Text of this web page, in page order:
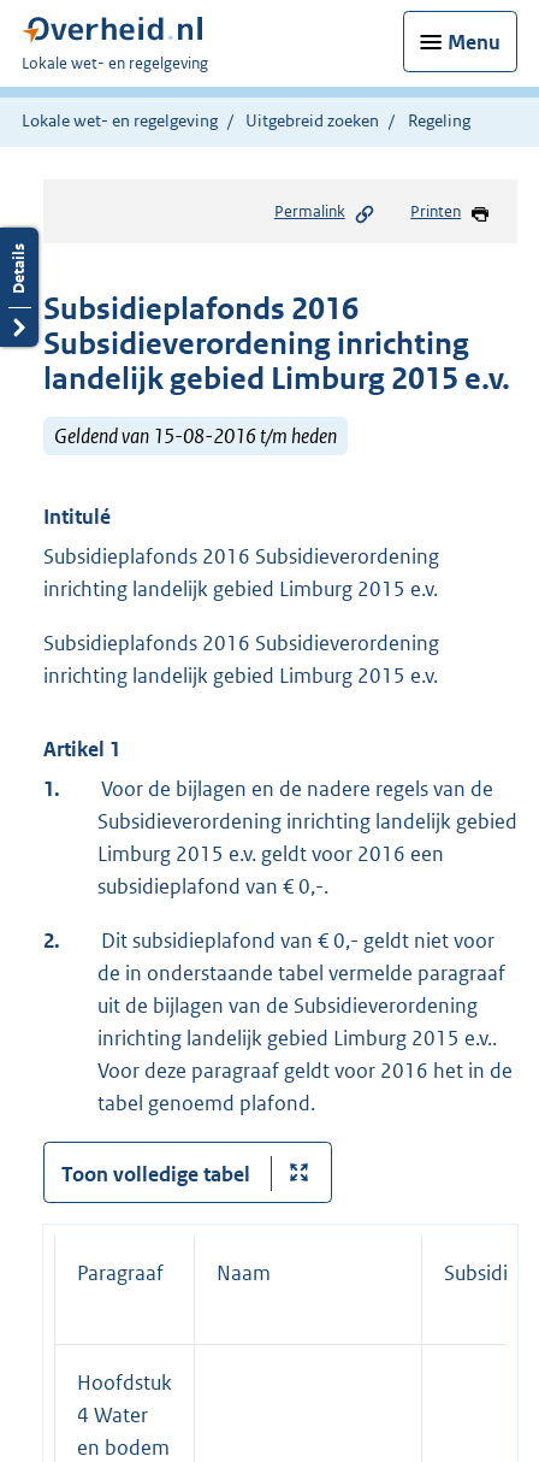
Menu
U
bent
hier:
Lokale wet- en regelgeving
Lokale wet- en regelgeving Uitgebreid zoeken Regeling
Permalink Printen
Subsidieplafonds 2016
Subsidieverordening inrichting
landelijk gebied Limburg 2015 e.v.
Geldend van 15-08-2016 t/m heden
Intitulé
Subsidieplafonds 2016 Subsidieverordening
inrichting landelijk gebied Limburg 2015 e.v.
Subsidieplafonds 2016 Subsidieverordening
inrichting landelijk gebied Limburg 2015 e.v.
Artikel 1
1.
Voor de bijlagen en de nadere regels van de
Subsidieverordening inrichting landelijk gebied
Limburg 2015 e.v. geldt voor 2016 een
subsidieplafond van € 0,-.
2.
Dit subsidieplafond van € 0,- geldt niet voor
de in onderstaande tabel vermelde paragraaf
uit de bijlagen van de Subsidieverordening
inrichting landelijk gebied Limburg 2015 e.v..
Voor deze paragraaf geldt voor 2016 het in de
tabel genoemd plafond.
Toon volledige tabel
Paragraaf Naam
Hoofdstuk
4 Water
en bodem